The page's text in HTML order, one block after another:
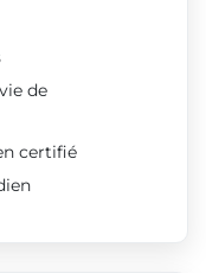
de
certifié